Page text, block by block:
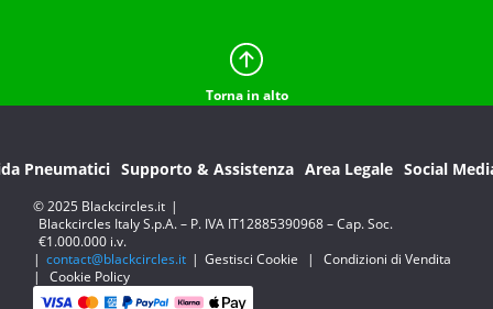
Torna in alto
Pneumatici Supporto & Assistenza Area Legale Social
© 2025 Blackcircles.it |
Blackcircles Italy S.p.A. – P. IVA IT12885390968 – Cap. Soc.
€1.000.000 i.v.
| contact@blackcircles.it | Gestisci Cookie |
Condizioni di Vendita
|
Cookie Policy